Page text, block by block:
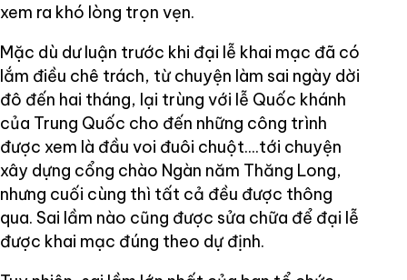
xem ra khó lòng trọn vẹn.
Mặc dù dư luận trước khi đại lễ khai mạc đã có
lắm điều chê trách, từ chuyện làm sai ngày dời
đô đến hai tháng, lại trùng với lễ Quốc khánh
của Trung Quốc cho đến những công trình
được xem là đầu voi đuôi chuột....tới chuyện
xây dựng cổng chào Ngàn năm Thăng Long,
nhưng cuối cùng thì tất cả đều được thông
qua. Sai lầm nào cũng được sửa chữa để đại lễ
được khai mạc đúng theo dự định.